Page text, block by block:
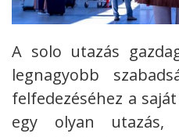
A solo utazás
legnagyobb
felfedezéséhez a
egy olyan utazás,